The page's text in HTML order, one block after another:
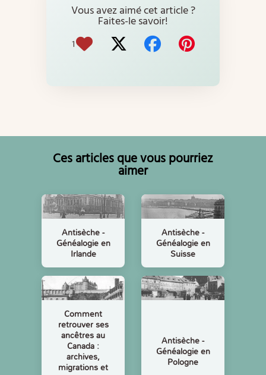
Vous avez aimé cet article ?
Faites-le savoir!
1
Ces articles que vous pourriez
aimer
Antisèche -
Généalogie en
Irlande
Antisèche -
Généalogie en
Suisse
Comment
retrouver ses
ancêtres au
Canada :
archives,
migrations et
Antisèche -
Généalogie en
Pologne